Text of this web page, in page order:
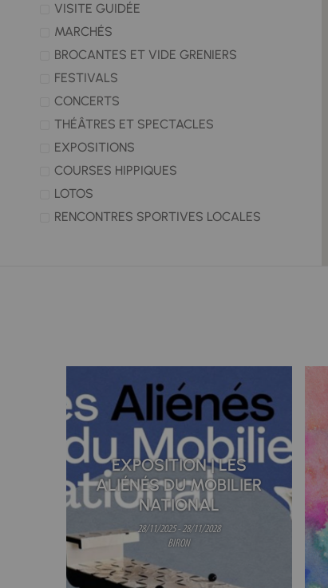
VISITE GUIDÉE
MARCHÉS
BROCANTES ET VIDE GRENIERS
FESTIVALS
CONCERTS
THÉÂTRES ET SPECTACLES
EXPOSITIONS
COURSES HIPPIQUES
LOTOS
RENCONTRES SPORTIVES LOCALES
EXPOSITION | LES
ALIÉNÉS DU MOBILIER
NATIONAL
28/11/2025 - 28/11/2028
BIRON